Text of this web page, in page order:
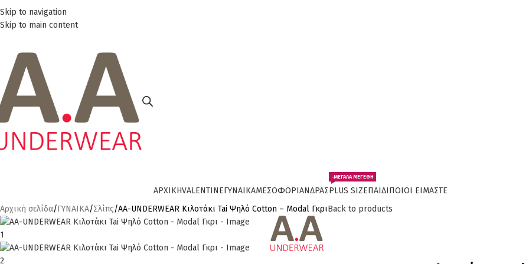
Skip to navigation
Skip to main content
παραγγελίες 23210 97300
ΑΡΧΙΚΗVALENTINEΓΥΝΑΙΚΑΜΕΣΟΦΟΡΙΑΝΔΡΑΣPLUS SIZE
-ΜΕΓΑΛΑ ΜΕΓΕΘΗ
ΠΑΙΔΙΠΟΙΟΙ ΕΙΜΑΣΤΕ
Αρχική σελίδα ΓΥΝΑΙΚΑ Σλίπς AA-UNDERWEAR Κιλοτάκι Tai Ψηλό Cotton – Modal ΓκριBack to products